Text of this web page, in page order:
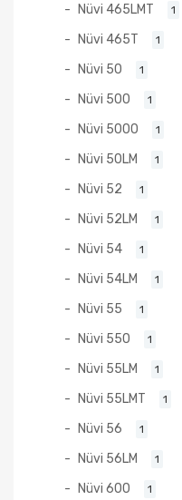
Nüvi 465LMT 1
Nüvi 465T 1
Nüvi 50 1
Nüvi 500 1
Nüvi 5000 1
Nüvi 50LM 1
Nüvi 52 1
Nüvi 52LM 1
Nüvi 54 1
Nüvi 54LM 1
Nüvi 55 1
Nüvi 550 1
Nüvi 55LM 1
Nüvi 55LMT 1
Nüvi 56 1
Nüvi 56LM 1
Nüvi 600 1